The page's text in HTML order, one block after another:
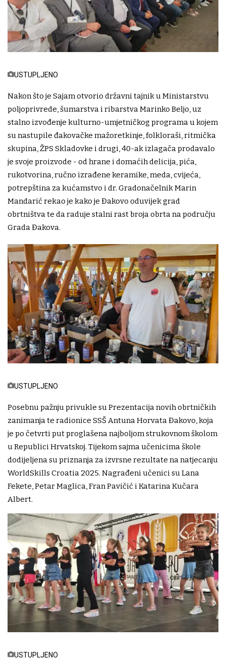
USTUPLJENO
Nakon što je Sajam otvorio državni tajnik u Ministarstvu
poljoprivrede, šumarstva i ribarstva Marinko Beljo, uz
stalno izvođenje kulturno-umjetničkog programa u kojem
su nastupile đakovačke mažoretkinje, folkloraši, ritmička
skupina, ŽPS Skladovke i drugi, 40-ak izlagača prodavalo
je svoje proizvode - od hrane i domaćih delicija, pića,
rukotvorina, ručno izrađene keramike, meda, cvijeća,
potrepština za kućamstvo i dr. Gradonačelnik Marin
Mandarić rekao je kako je Đakovo oduvijek grad
obrtništva te da raduje stalni rast broja obrta na području
Grada Đakova.
USTUPLJENO
Posebnu pažnju privukle su Prezentacija novih obrtničkih
zanimanja te radionice SSŠ Antuna Horvata Đakovo, koja
je po četvrti put proglašena najboljom strukovnom školom
u Republici Hrvatskoj. Tijekom sajma učenicima škole
dodijeljena su priznanja za izvrsne rezultate na natjecanju
WorldSkills Croatia 2025. Nagrađeni učenici su Lana
Fekete, Petar Maglica, Fran Pavičić i Katarina Kučara
Albert.
USTUPLJENO